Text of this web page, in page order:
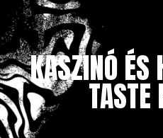
KASZINÓ ÉS
TASTE